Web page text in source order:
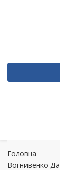
Головна
Вогнивенко